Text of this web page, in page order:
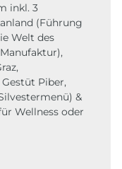
inkl. 3
(Führung
Welt des
Piber,
&
Wellness oder